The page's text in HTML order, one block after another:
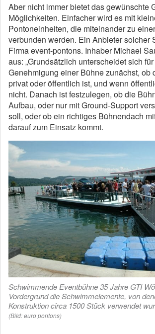
Aber nicht immer bietet das gewünschte
Möglichkeiten. Einfacher wird es mit
Pontoneinheiten, die miteinander zu
verbunden werden. Ein Anbieter solcher
Firma event-pontons. Inhaber Michael
aus: „Grundsätzlich unterscheidet sich
Genehmigung einer Bühne zunächst, ob
privat oder öffentlich ist, und wenn
nicht. Danach ist festzulegen, ob die
Aufbau, oder nur mit Ground-Support
soll, oder ob ein richtiges Bühnendach
darauf zum Einsatz kommt.
Schwimmende Eventbühne 35 Jahre GTI
Vordergrund die Schwimmelemente, von
Konstruktion circa 1500 Stück verwendet
(Bild: euro pontons)